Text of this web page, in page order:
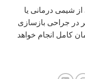
شیمی درمانی یا
در جراحی بازسازی
کامل انجام خواهد